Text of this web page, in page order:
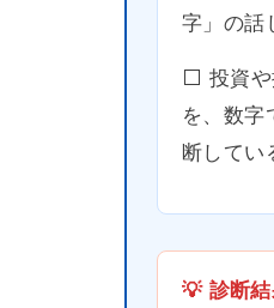
字」の話
⬜️ 投資
を、数字
断してい
💡 診断